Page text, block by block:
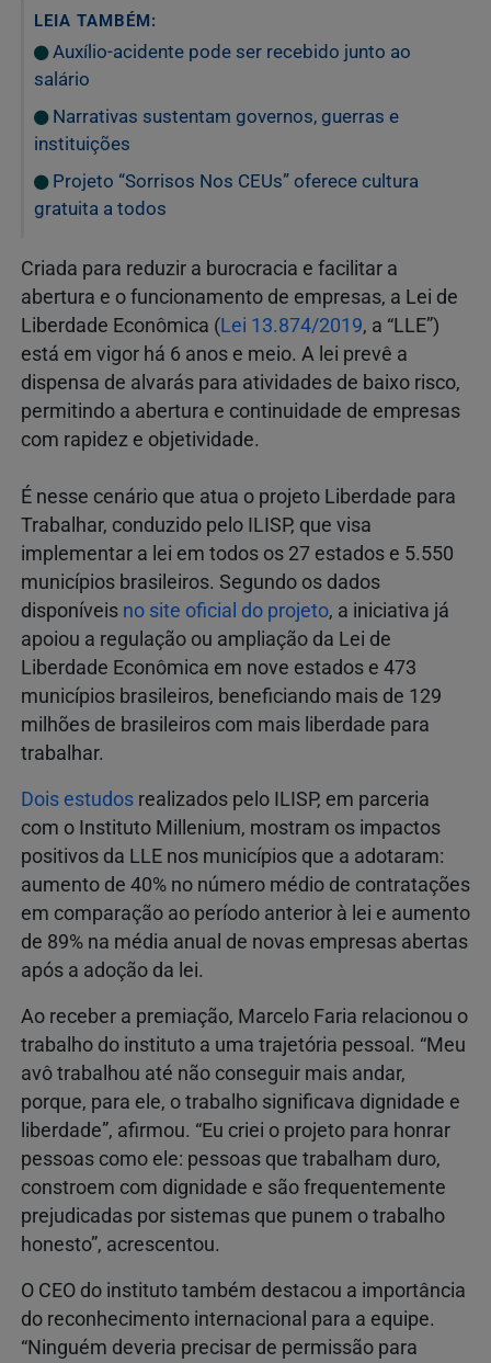
LEIA TAMBÉM:
Auxílio-acidente pode ser recebido junto ao
salário
Narrativas sustentam governos, guerras e
instituições
Projeto “Sorrisos Nos CEUs” oferece cultura
gratuita a todos
Criada para reduzir a burocracia e facilitar a
abertura e o funcionamento de empresas, a Lei de
Liberdade Econômica (Lei 13.874/2019, a “LLE”)
está em vigor há 6 anos e meio. A lei prevê a
dispensa de alvarás para atividades de baixo risco,
permitindo a abertura e continuidade de empresas
com rapidez e objetividade.
É nesse cenário que atua o projeto Liberdade para
Trabalhar, conduzido pelo ILISP, que visa
implementar a lei em todos os 27 estados e 5.550
municípios brasileiros. Segundo os dados
disponíveis no site oficial do projeto, a iniciativa já
apoiou a regulação ou ampliação da Lei de
Liberdade Econômica em nove estados e 473
municípios brasileiros, beneficiando mais de 129
milhões de brasileiros com mais liberdade para
trabalhar.
Dois estudos realizados pelo ILISP, em parceria
com o Instituto Millenium, mostram os impactos
positivos da LLE nos municípios que a adotaram:
aumento de 40% no número médio de contratações
em comparação ao período anterior à lei e aumento
de 89% na média anual de novas empresas abertas
após a adoção da lei.
Ao receber a premiação, Marcelo Faria relacionou o
trabalho do instituto a uma trajetória pessoal. “Meu
avô trabalhou até não conseguir mais andar,
porque, para ele, o trabalho significava dignidade e
liberdade”, afirmou. “Eu criei o projeto para honrar
pessoas como ele: pessoas que trabalham duro,
constroem com dignidade e são frequentemente
prejudicadas por sistemas que punem o trabalho
honesto”, acrescentou.
O CEO do instituto também destacou a importância
do reconhecimento internacional para a equipe.
“Ninguém deveria precisar de permissão para